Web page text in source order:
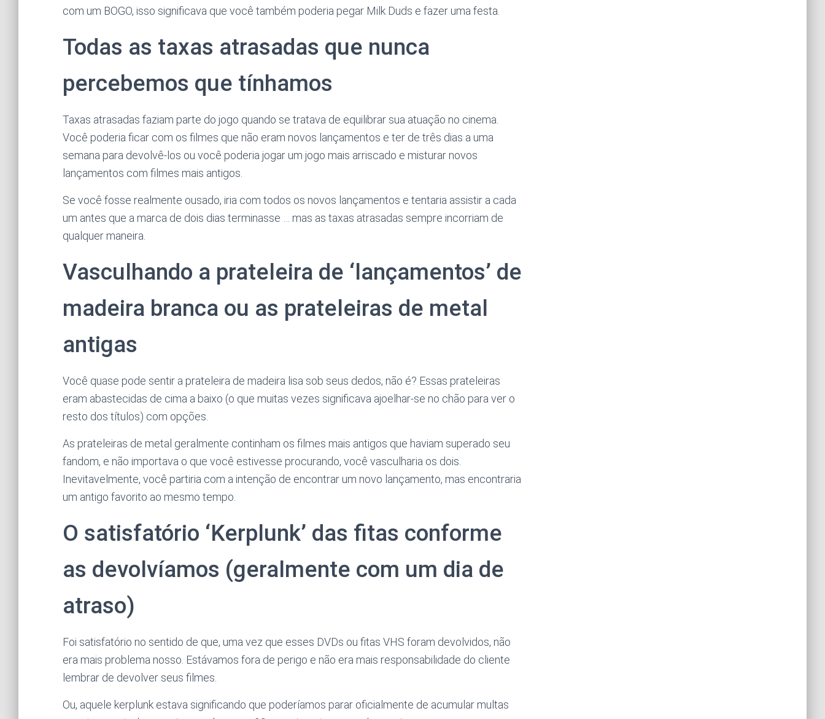
com um BOGO, isso significava que você também poderia pegar Milk Duds e fazer uma festa.
Todas as taxas atrasadas que nunca
percebemos que tínhamos
Taxas atrasadas faziam parte do jogo quando se tratava de equilibrar sua atuação no cinema.
Você poderia ficar com os filmes que não eram novos lançamentos e ter de três dias a uma
semana para devolvê-los ou você poderia jogar um jogo mais arriscado e misturar novos
lançamentos com filmes mais antigos.
Se você fosse realmente ousado, iria com todos os novos lançamentos e tentaria assistir a cada
um antes que a marca de dois dias terminasse … mas as taxas atrasadas sempre incorriam de
qualquer maneira.
Vasculhando a prateleira de ‘lançamentos’ de
madeira branca ou as prateleiras de metal
antigas
Você quase pode sentir a prateleira de madeira lisa sob seus dedos, não é? Essas prateleiras
eram abastecidas de cima a baixo (o que muitas vezes significava ajoelhar-se no chão para ver o
resto dos títulos) com opções.
As prateleiras de metal geralmente continham os filmes mais antigos que haviam superado seu
fandom, e não importava o que você estivesse procurando, você vasculharia os dois.
Inevitavelmente, você partiria com a intenção de encontrar um novo lançamento, mas encontraria
um antigo favorito ao mesmo tempo.
O satisfatório ‘Kerplunk’ das fitas conforme
as devolvíamos (geralmente com um dia de
atraso)
Foi satisfatório no sentido de que, uma vez que esses DVDs ou fitas VHS foram devolvidos, não
era mais problema nosso. Estávamos fora de perigo e não era mais responsabilidade do cliente
lembrar de devolver seus filmes.
Ou, aquele kerplunk estava significando que poderíamos parar oficialmente de acumular multas